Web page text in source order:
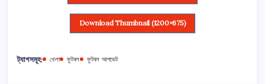
Download Thumbnail (1200×675)
ট্যাগসমূহ: খেলা ফুটবল ফুটবল আপডেট